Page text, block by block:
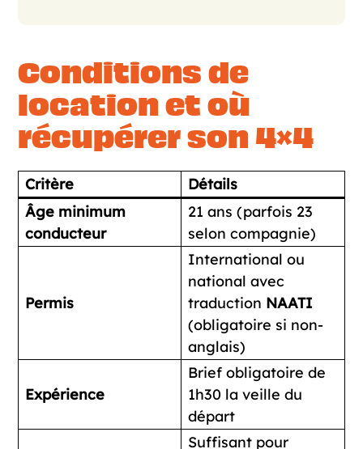
Conditions de
location et où
récupérer son 4×4
Critère
Détails
Âge minimum
conducteur
21 ans (parfois 23
selon compagnie)
Permis
International ou
national avec
traduction NAATI
(obligatoire si non-
anglais)
Expérience
Brief obligatoire de
1h30 la veille du
départ
Suffisant pour